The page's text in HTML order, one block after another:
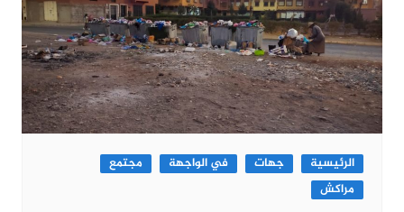
الرئيسية جهات في الواجهة
مجتمع
مراكش